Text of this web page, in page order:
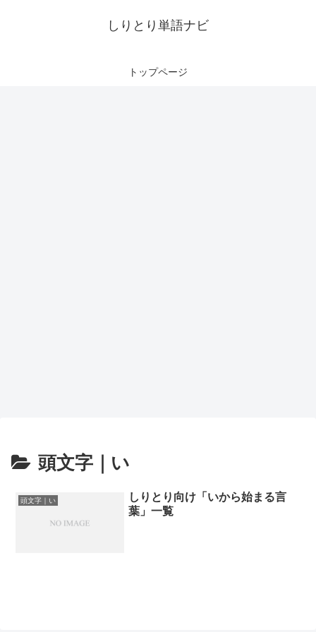
しりとり単語ナビ
トップページ
頭文字｜い
頭文字｜い
しりとり向け「いから始まる言
葉」一覧